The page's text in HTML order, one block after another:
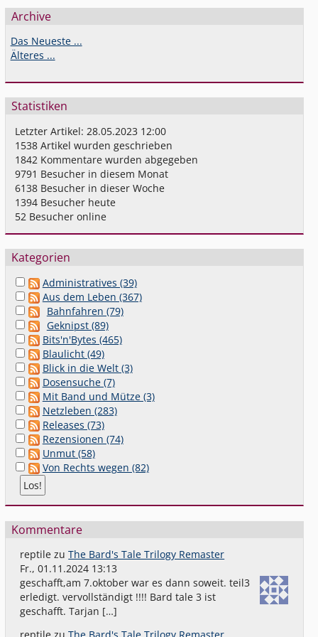
Archive
Das Neueste ...
Älteres ...
Statistiken
Letzter Artikel: 28.05.2023 12:00
1538 Artikel wurden geschrieben
1842 Kommentare wurden abgegeben
9791 Besucher in diesem Monat
6138 Besucher in dieser Woche
1394 Besucher heute
52 Besucher online
Kategorien
Administratives (39)
Aus dem Leben (367)
Bahnfahren (79)
Geknipst (89)
Bits'n'Bytes (465)
Blaulicht (49)
Blick in die Welt (3)
Dosensuche (7)
Mit Band und Mütze (3)
Netzleben (283)
Releases (73)
Rezensionen (74)
Unmut (58)
Von Rechts wegen (82)
Kommentare
reptile zuThe Bard's Tale Trilogy Remaster
Fr., 01.11.2024 13:13
geschafft,am 7.oktober war es dann soweit. teil3
erledigt. vervollständigt !!!! Bard tale 3 ist
geschafft. Tarjan […]